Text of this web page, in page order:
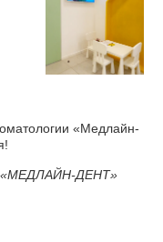
«Медлайн-
«МЕДЛАЙН-ДЕНТ»